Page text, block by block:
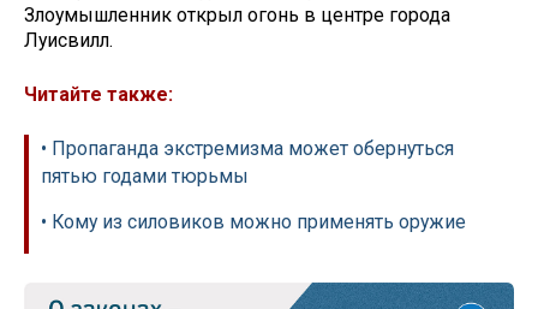
Злоумышленник открыл огонь в центре города
Луисвилл.
Читайте также:
• Пропаганда экстремизма может обернуться
пятью годами тюрьмы
• Кому из силовиков можно применять оружие